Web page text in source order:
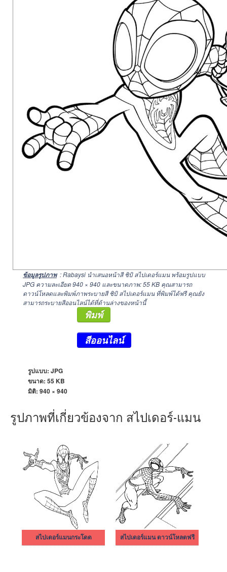
ข้อมูลรูปภาพ : Rabaysi นำเสนอหน้าสี ชิบิ สไปเดอร์แมน พร้อมรูปแบบ
JPG ความละเอียด940 × 940 และขนาดภาพ: 55 KB คุณสามารถ
ดาวน์โหลดและพิมพ์ภาพระบายสี ชิบิ สไปเดอร์แมน ที่พิมพ์ได้ฟรี คุณยัง
สามารถระบายสีออนไลน์ได้ที่ด้านล่างของหน้านี้
พิมพ์
สีออนไลน์
รูปแบบ: JPG
ขนาด: 55 KB
มิติ: 940 × 940
รูปภาพที่เกี่ยวข้องจาก สไปเดอร์-แมน
สไปเดอร์แมนกระโดด สไปเดอร์แมน ดาวน์โหลดฟรี